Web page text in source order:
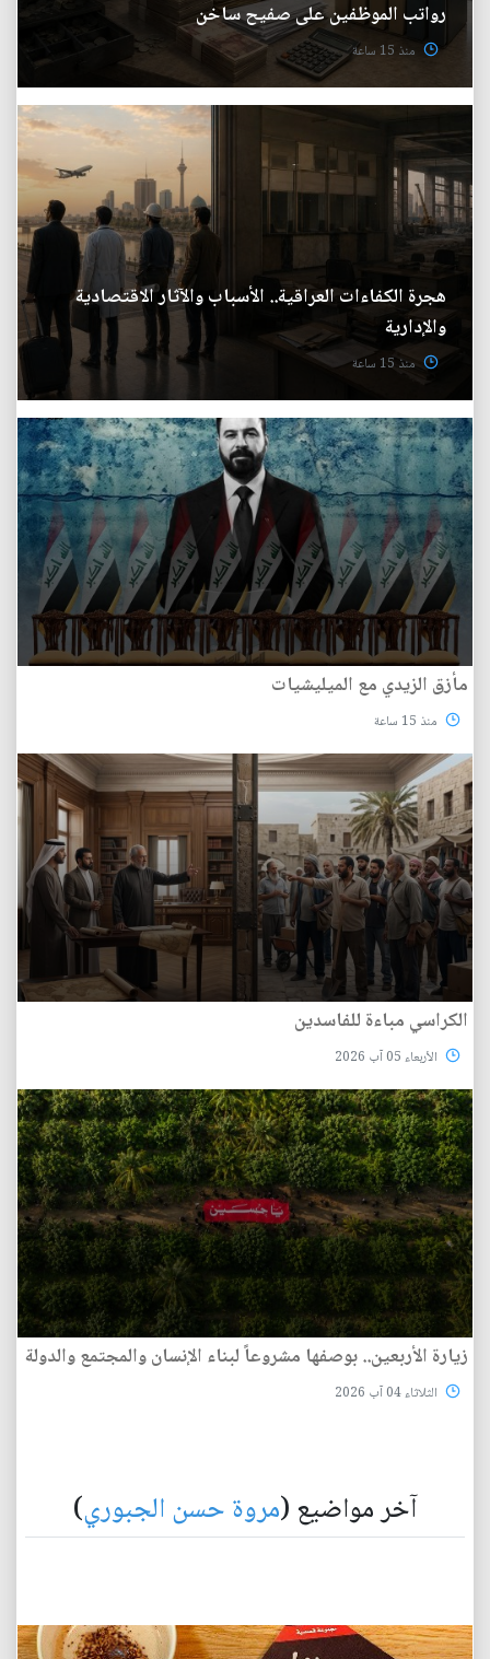
رواتب الموظفين على صفيح ساخن
منذ 15 ساعة
هجرة الكفاءات العراقية.. الأسباب والآثار الاقتصادية
والإدارية
منذ 15 ساعة
مأزق الزيدي مع الميليشيات
منذ 15 ساعة
الكراسي مباءة للفاسدين
الأربعاء 05 آب 2026
زيارة الأربعين.. بوصفها مشروعاً لبناء الإنسان والمجتمع والدولة
الثلاثاء 04 آب 2026
آخر مواضيع (مروة حسن الجبوري)